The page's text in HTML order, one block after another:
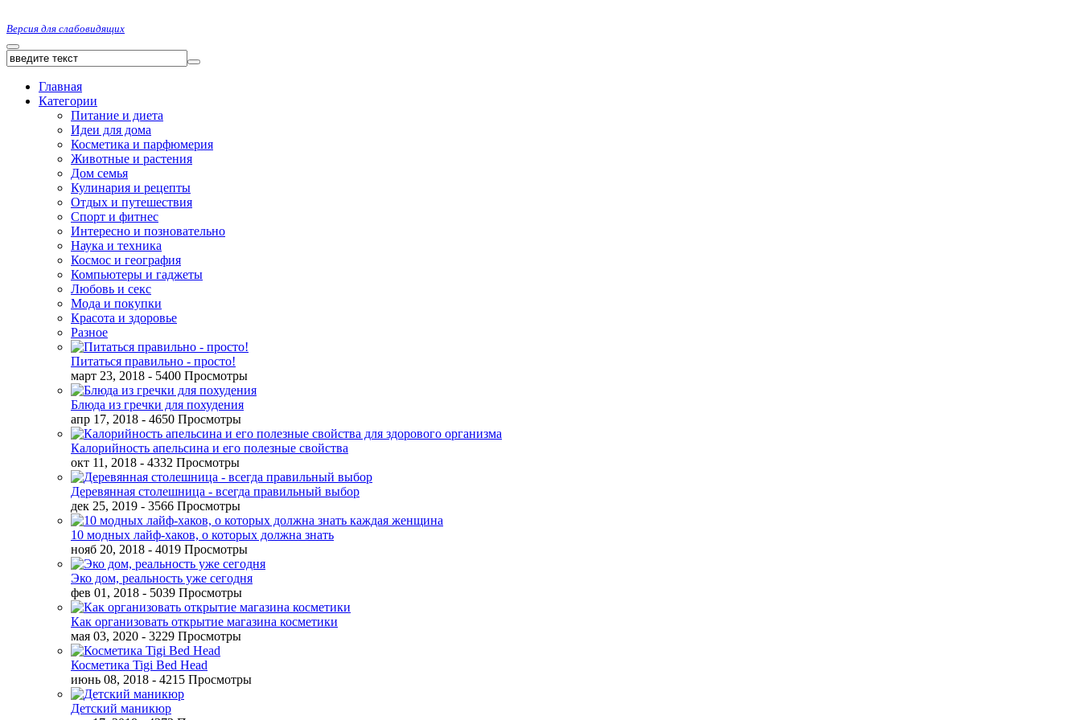
Версия для слабовидящих
Главная
Категории
Питание и диета
Идеи для дома
Косметика и парфюмерия
Животные и растения
Дом семья
Кулинария и рецепты
Отдых и путешествия
Спорт и фитнес
Интересно и позновательно
Наука и техника
Космос и география
Компьютеры и гаджеты
Любовь и секс
Мода и покупки
Красота и здоровье
Разное
Питаться правильно - просто!
март 23, 2018 - 5400 Просмотры
Блюда из гречки для похудения
апр 17, 2018 - 4650 Просмотры
Калорийность апельсина и его полезные свойства
окт 11, 2018 - 4332 Просмотры
Деревянная столешница - всегда правильный выбор
дек 25, 2019 - 3566 Просмотры
10 модных лайф-хаков, о которых должна знать
нояб 20, 2018 - 4019 Просмотры
Эко дом, реальность уже сегодня
фев 01, 2018 - 5039 Просмотры
Как организовать открытие магазина косметики
мая 03, 2020 - 3229 Просмотры
Косметика Tigi Bed Head
июнь 08, 2018 - 4215 Просмотры
Детский маникюр